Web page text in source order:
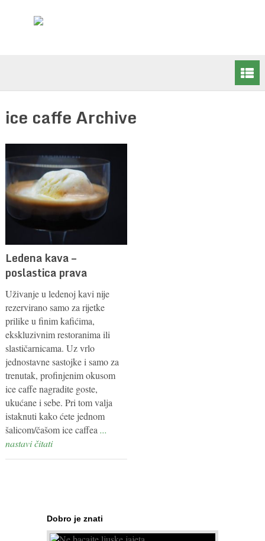
ice caffe Archive
Ledena kava –
poslastica prava
Uživanje u ledenoj kavi nije
rezervirano samo za rijetke
prilike u finim kafićima,
ekskluzivnim restoranima ili
slastičarnicama. Uz vrlo
jednostavne sastojke i samo za
trenutak, profinjenim okusom
ice caffe nagradite goste,
ukućane i sebe. Pri tom valja
istaknuti kako ćete jednom
šalicom/čašom ice caffea...
nastavi čitati
Dobro je znati